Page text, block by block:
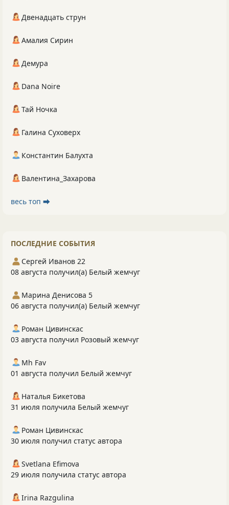
Двенадцать струн
Амалия Сирин
Демура
Dana Noire
Тай Ночка
Галина Суховерх
Константин Балухта
Валентина_Захарова
весь топ ⮕
ПОСЛЕДНИЕ СОБЫТИЯ
Сергей Иванов 22
08 августа получил(а) Белый жемчуг
Марина Денисова 5
06 августа получил(а) Белый жемчуг
Роман Цивинскас
03 августа получил Розовый жемчуг
Mh Fav
01 августа получил Белый жемчуг
Наталья Бикетова
31 июля получила Белый жемчуг
Роман Цивинскас
30 июля получил статус автора
Svetlana Efimova
29 июля получила статус автора
Irina Razgulina